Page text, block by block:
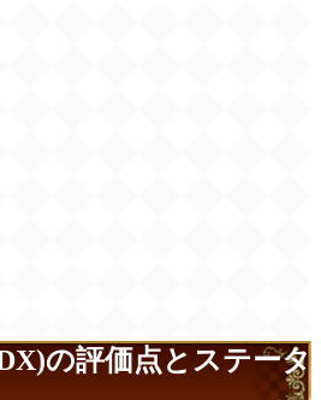
の評価点とステータ